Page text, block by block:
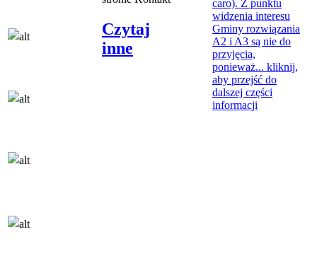
Czytaj
inne
caro). Z punktu
widzenia interesu
Gminy rozwiązania
A2 i A3 są nie do
przyjęcia,
ponieważ... kliknij,
aby przejść do
dalszej części
informacji